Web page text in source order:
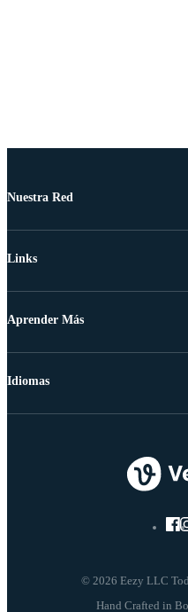
Nuestra Red
Links
Aprender Más
© 2026 Eezy LLC
Idiomas